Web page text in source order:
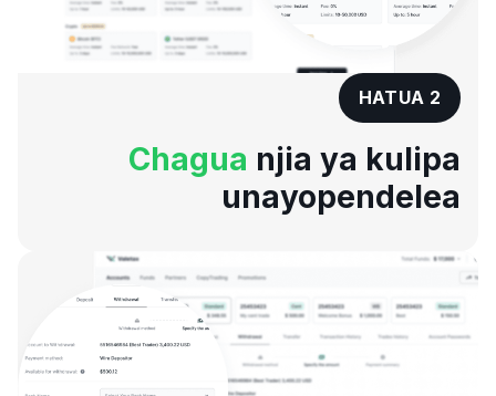
HATUA 2
Chagua njia ya kulipa
unayopendelea